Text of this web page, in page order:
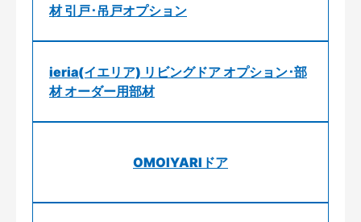
材 引戸･吊戸オプション
ieria(イエリア) リビングドア オプション･部
材 オーダー用部材
OMOIYARIドア